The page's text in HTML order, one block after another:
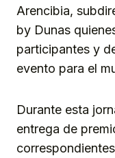
Arencibia,
by Dunas
participantes y
evento para el
Durante esta
entrega de